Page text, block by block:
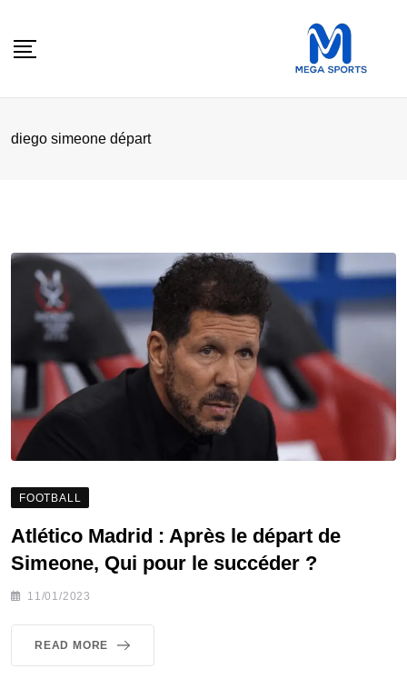
diego simeone départ
FOOTBALL
Atlético Madrid : Après le départ de
Simeone, Qui pour le succéder ?
11/01/2023
READ MORE